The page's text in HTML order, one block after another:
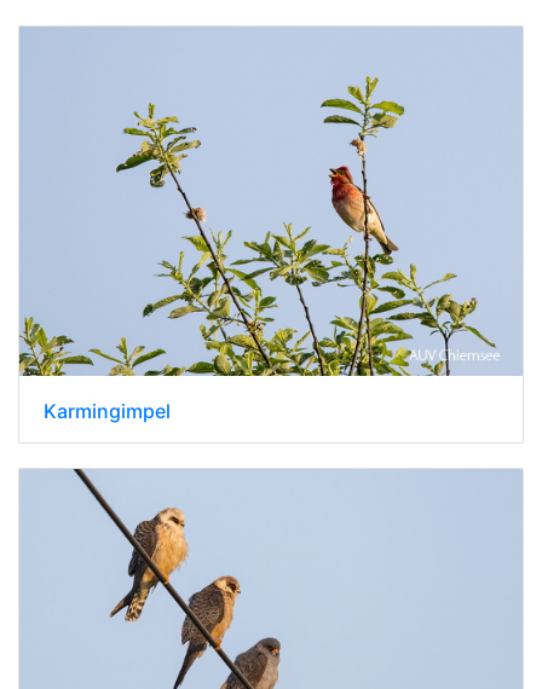
Karmingimpel